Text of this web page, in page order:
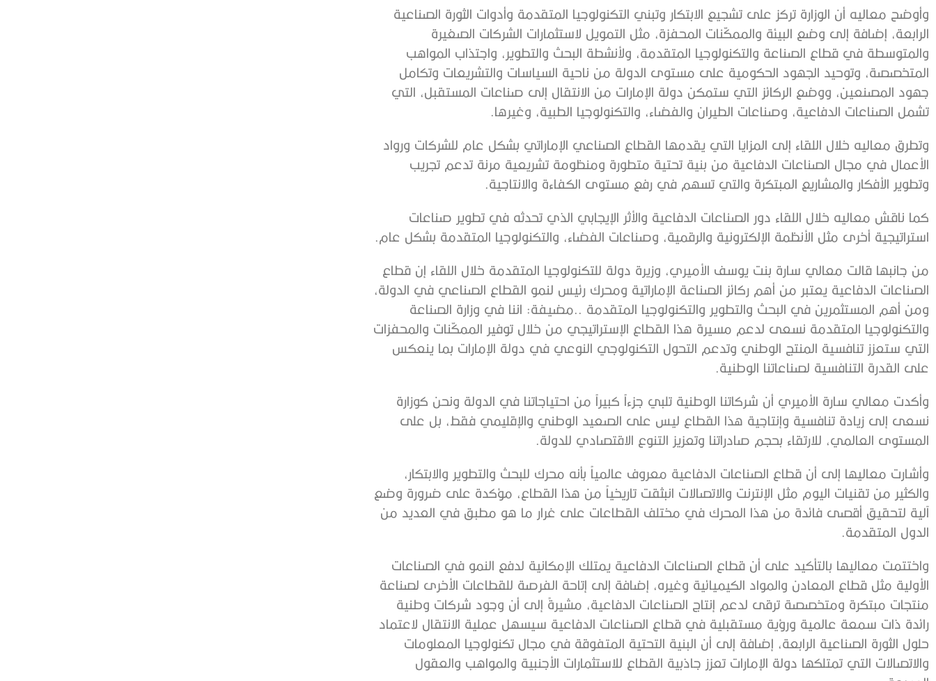
وأوضح معاليه أن الوزارة تركز على تشجيع الابتكار وتبني التكنولوجيا المتقدمة وأدوات الثورة الصناعية
الرابعة، إضافة إلى وضع البيئة والممكّنات المحفزة، مثل التمويل لاستثمارات الشركات الصغيرة
والمتوسطة في قطاع الصناعة والتكنولوجيا المتقدمة، ولأنشطة البحث والتطوير، واجتذاب المواهب
المتخصصة، وتوحيد الجهود الحكومية على مستوى الدولة من ناحية السياسات والتشريعات وتكامل
جهود المصنعين، ووضع الركائز التي ستمكن دولة الإمارات من الانتقال إلى صناعات المستقبل، التي
تشمل الصناعات الدفاعية، وصناعات الطيران والفضاء، والتكنولوجيا الطبية، وغيرها.
وتطرق معاليه خلال اللقاء إلى المزايا التي يقدمها القطاع الصناعي الإماراتي بشكل عام للشركات ورواد
الأعمال في مجال الصناعات الدفاعية من بنية تحتية متطورة ومنظومة تشريعية مرنة تدعم تجريب
وتطوير الأفكار والمشاريع المبتكرة والتي تسهم في رفع مستوى الكفاءة والانتاجية.
كما ناقش معاليه خلال اللقاء دور الصناعات الدفاعية والأثر الإيجابي الذي تحدثه في تطوير صناعات
استراتيجية أخرى مثل الأنظمة الإلكترونية والرقمية، وصناعات الفضاء، والتكنولوجيا المتقدمة بشكل عام.
من جانبها قالت معالي سارة بنت يوسف الأميري، وزيرة دولة للتكنولوجيا المتقدمة خلال اللقاء إن قطاع
الصناعات الدفاعية يعتبر من أهم ركائز الصناعة الإماراتية ومحرك رئيس لنمو القطاع الصناعي في الدولة،
ومن أهم المستثمرين في البحث والتطوير والتكنولوجيا المتقدمة ..مضيفة: اننا في وزارة الصناعة
والتكنولوجيا المتقدمة نسعى لدعم مسيرة هذا القطاع الإستراتيجي من خلال توفير الممكّنات والمحفزات
التي ستعزز تنافسية المنتج الوطني وتدعم التحول التكنولوجي النوعي في دولة الإمارات بما ينعكس
على القدرة التنافسية لصناعاتنا الوطنية.
وأكدت معالي سارة الأميري أن شركاتنا الوطنية تلبي جزءاً كبيراً من احتياجاتنا في الدولة ونحن كوزارة
نسعى إلى زيادة تنافسية وإنتاجية هذا القطاع ليس على الصعيد الوطني والإقليمي فقط، بل على
المستوى العالمي، للارتقاء بحجم صادراتنا وتعزيز التنوع الاقتصادي للدولة.
وأشارت معاليها إلى أن قطاع الصناعات الدفاعية معروف عالمياً بأنه محرك للبحث والتطوير والابتكار،
والكثير من تقنيات اليوم مثل الإنترنت والاتصالات انبثقت تاريخياً من هذا القطاع، مؤكدة على ضرورة وضع
آلية لتحقيق أقصى فائدة من هذا المحرك في مختلف القطاعات على غرار ما هو مطبق في العديد من
الدول المتقدمة.
واختتمت معاليها بالتأكيد على أن قطاع الصناعات الدفاعية يمتلك الإمكانية لدفع النمو في الصناعات
الأولية مثل قطاع المعادن والمواد الكيميائية وغيره، إضافة إلى إتاحة الفرصة للقطاعات الأخرى لصناعة
منتجات مبتكرة ومتخصصة ترقى لدعم إنتاج الصناعات الدفاعية، مشيرةً إلى أن وجود شركات وطنية
رائدة ذات سمعة عالمية ورؤية مستقبلية في قطاع الصناعات الدفاعية سيسهل عملية الانتقال لاعتماد
حلول الثورة الصناعية الرابعة، إضافة إلى أن البنية التحتية المتفوقة في مجال تكنولوجيا المعلومات
والاتصالات التي تمتلكها دولة الإمارات تعزز جاذبية القطاع للاستثمارات الأجنبية والمواهب والعقول